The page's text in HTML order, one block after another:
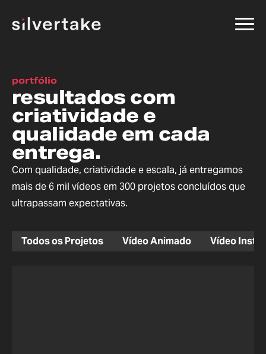
portfólio
resultados com
criatividade e
qualidade em cada
entrega.
Com qualidade, criatividade e escala, já entregamos
mais de 6 mil vídeos em 300 projetos concluídos que
ultrapassam expectativas.
Todos os Projetos Vídeo Animado Vídeo